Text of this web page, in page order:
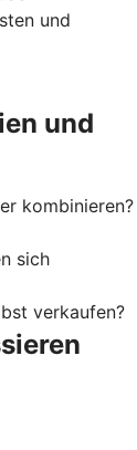
und
und
kombinieren?
sich
verkaufen?